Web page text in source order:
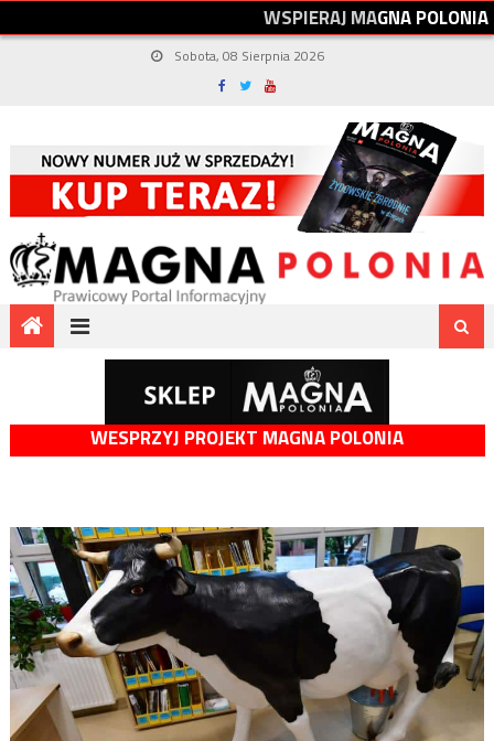
WSPIERAJMAGNAPOLONIA
Sobota, 08 Sierpnia 2026
WESPRZYJ PROJEKT MAGNA POLONIA